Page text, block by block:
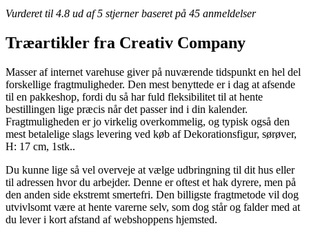
Vurderet til 4.8 ud af 5 stjerner baseret på 45 anmeldelser
Træartikler fra Creativ Company
Masser af internet varehuse giver på nuværende tidspunkt en hel del
forskellige fragtmuligheder. Den mest benyttede er i dag at afsende
til en pakkeshop, fordi du så har fuld fleksibilitet til at hente
bestillingen lige præcis når det passer ind i din kalender.
Fragtmuligheden er jo virkelig overkommelig, og typisk også den
mest betalelige slags levering ved køb af Dekorationsfigur, sørøver,
H: 17 cm, 1stk..
Du kunne lige så vel overveje at vælge udbringning til dit hus eller
til adressen hvor du arbejder. Denne er oftest et hak dyrere, men på
den anden side ekstremt smertefri. Den billigste fragtmetode vil dog
utvivlsomt være at hente varerne selv, som dog står og falder med at
du lever i kort afstand af webshoppens hjemsted.